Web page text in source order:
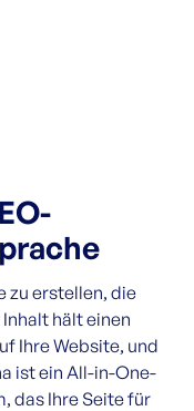
zu erstellen, die
hält einen
Ihre Website, und
ist ein All-in-One-
das Ihre Seite für